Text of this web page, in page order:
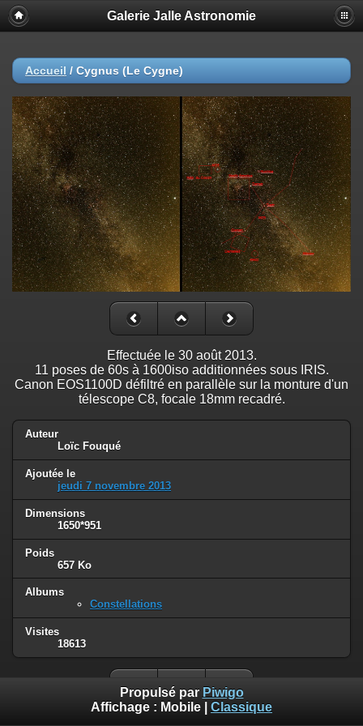
Galerie Jalle Astronomie
Accueil / Cygnus (Le Cygne)
Effectuée le 30 août 2013.
11 poses de 60s à 1600iso additionnées sous IRIS.
Canon EOS1100D défiltré en parallèle sur la monture d'un
télescope C8, focale 18mm recadré.
Auteur
Loïc Fouqué
Ajoutée le
jeudi 7 novembre 2013
Dimensions
1650*951
Poids
657 Ko
Albums
Constellations
Visites
18613
Propulsé par Piwigo
Affichage : Mobile Classique